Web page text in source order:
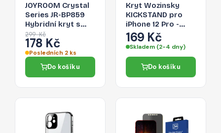
JOYROOM Crystal
Series JR-BP859
Hybridní kryt s
ochranou kamery
pro iPhone 12 Pro,
čirý
299 Kč
178 Kč
Posledních 2 ks
Do košíku
Kryt Wozinsky
KICKSTAND pro
iPhone 12 Pro -
navy blue
169 Kč
Skladem (2-4 dny)
Do košíku